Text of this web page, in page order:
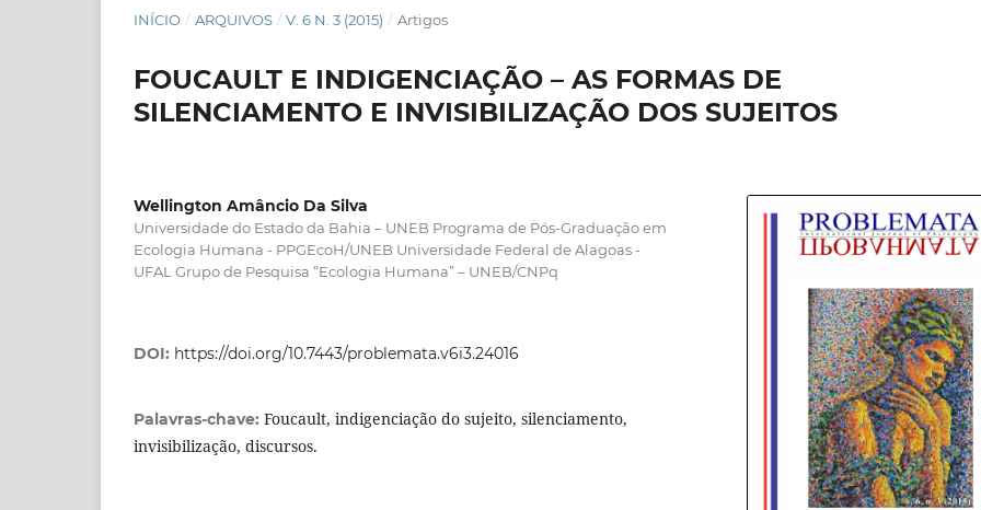
INÍCIO / ARQUIVOS / V. 6 N. 3 (2015) / Artigos
FOUCAULT E INDIGENCIAÇÃO – AS FORMAS DE
SILENCIAMENTO E INVISIBILIZAÇÃO DOS SUJEITOS
Wellington Amâncio Da Silva
Universidade do Estado da Bahia – UNEB Programa de Pós-Graduação em
Ecologia Humana - PPGEcoH/UNEB Universidade Federal de Alagoas -
UFAL Grupo de Pesquisa “Ecologia Humana” – UNEB/CNPq
DOI: https://doi.org/10.7443/problemata.v6i3.24016
Palavras-chave: Foucault, indigenciação do sujeito, silenciamento,
invisibilização, discursos.